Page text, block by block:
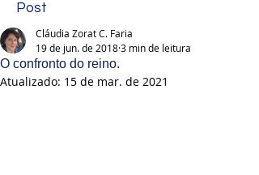
Post
O confronto do reino.
Cláudia Zorat C. Faria
19 de jun. de 20183 min de leitura
Atualizado: 15 de mar. de 2021